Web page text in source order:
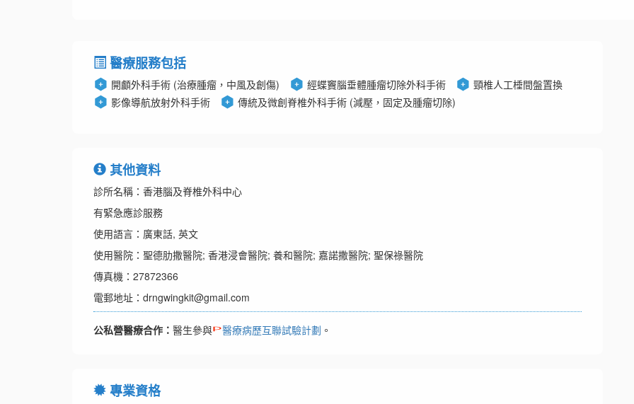
醫療服務包括
開顱外科手術 (治療腫瘤，中風及創傷) 經蝶竇腦垂體腫瘤切除外科手術
頸椎人工棰間盤置換
影像導航放射外科手術
傳統及微創脊椎外科手術 (減壓，固定及腫瘤切除)
其他資料
診所名稱：香港腦及脊椎外科中心
有緊急應診服務
使用語言：廣東話, 英文
使用醫院：聖德肋撒醫院; 香港浸會醫院; 養和醫院; 嘉諾撒醫院; 聖保祿醫院
傳真機：27872366
電郵地址：drngwingkit@gmail.com
公私營醫療合作： 醫生參與 醫療病歷互聯試驗計劃 。
專業資格